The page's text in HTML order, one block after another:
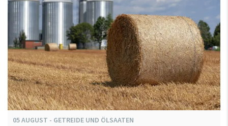
05AUGUST - GETREIDE UND ÖLSAATEN